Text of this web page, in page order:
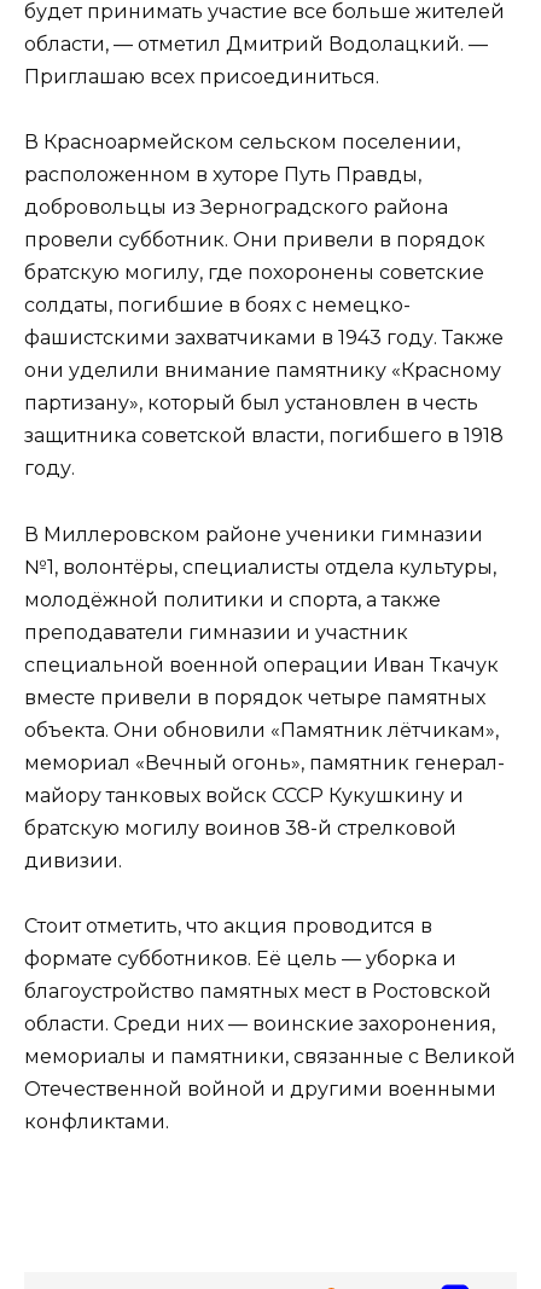
будет принимать участие все больше жителей
области, — отметил Дмитрий Водолацкий. —
Приглашаю всех присоединиться.
В Красноармейском сельском поселении,
расположенном в хуторе Путь Правды,
добровольцы из Зерноградского района
провели субботник. Они привели в порядок
братскую могилу, где похоронены советские
солдаты, погибшие в боях с немецко-
фашистскими захватчиками в 1943 году. Также
они уделили внимание памятнику «Красному
партизану», который был установлен в честь
защитника советской власти, погибшего в 1918
году.
В Миллеровском районе ученики гимназии
№1, волонтёры, специалисты отдела культуры,
молодёжной политики и спорта, а также
преподаватели гимназии и участник
специальной военной операции Иван Ткачук
вместе привели в порядок четыре памятных
объекта. Они обновили «Памятник лётчикам»,
мемориал «Вечный огонь», памятник генерал-
майору танковых войск СССР Кукушкину и
братскую могилу воинов 38-й стрелковой
дивизии.
Стоит отметить, что акция проводится в
формате субботников. Её цель — уборка и
благоустройство памятных мест в Ростовской
области. Среди них — воинские захоронения,
мемориалы и памятники, связанные с Великой
Отечественной войной и другими военными
конфликтами.